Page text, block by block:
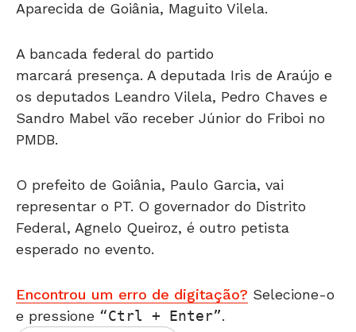
Aparecida de Goiânia, Maguito Vilela.
A bancada federal do partido
marcará presença. A deputada Iris de Araújo e
os deputados Leandro Vilela, Pedro Chaves e
Sandro Mabel vão receber Júnior do Friboi no
PMDB.
O prefeito de Goiânia, Paulo Garcia, vai
representar o PT. O governador do Distrito
Federal, Agnelo Queiroz, é outro petista
esperado no evento.
Encontrou um erro de digitação? Selecione-o
e pressione
Ctrl + Enter .